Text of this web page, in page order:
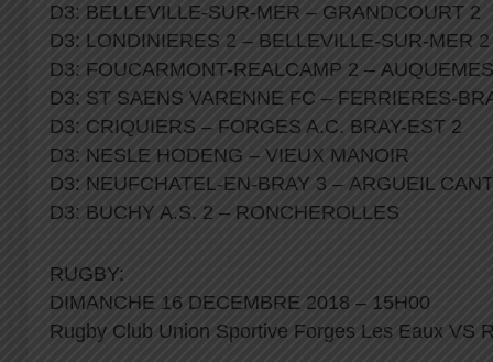
D3: BELLEVILLE-SUR-MER – GRANDCOURT 2
D3: LONDINIERES 2 – BELLEVILLE-SUR-MER
D3: FOUCARMONT-REALCAMP 2 –
D3: ST SAENS VARENNE FC – FERRIERES-
D3: CRIQUIERS – FORGES A.C. BRAY-EST 2
D3: NESLE HODENG – VIEUX MANOIR
D3: NEUFCHATEL-EN-BRAY 3 – ARGUEIL
D3: BUCHY A.S. 2 – RONCHEROLLES
RUGBY:
DIMANCHE 16 DECEMBRE 2018 – 15H00
Rugby Club Union Sportive Forges Les Eaux VS